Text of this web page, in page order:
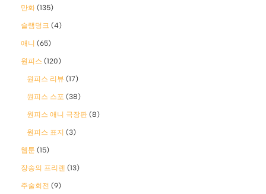
만화 (135)
슬램덩크 (4)
애니 (65)
원피스 (120)
원피스 리뷰 (17)
원피스 스포 (38)
원피스 애니 극장판 (8)
원피스 표지 (3)
웹툰 (15)
장송의 프리렌 (13)
주술회전 (9)